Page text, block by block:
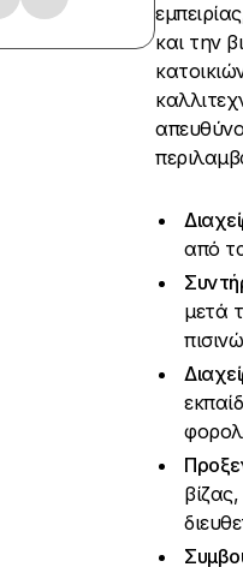
και την
από
μετά